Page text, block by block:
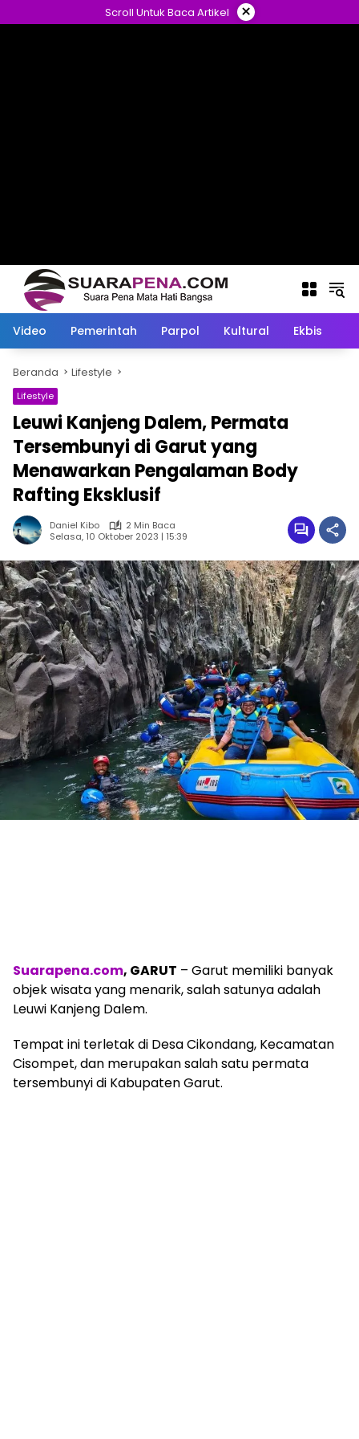
ke
Scroll Untuk Baca Artikel ×
Video Pemerintah Parpol Kultural Ekbis
Beranda Lifestyle
Lifestyle
Leuwi Kanjeng Dalem, Permata
Tersembunyi di Garut yang
Menawarkan Pengalaman Body
Rafting Eksklusif
Daniel Kibo
2 Min Baca
Selasa, 10 Oktober 2023 | 15:39
Suarapena.com, GARUT – Garut memiliki banyak
objek wisata yang menarik, salah satunya adalah
Leuwi Kanjeng Dalem.
Tempat ini terletak di Desa Cikondang, Kecamatan
Cisompet, dan merupakan salah satu permata
tersembunyi di Kabupaten Garut.